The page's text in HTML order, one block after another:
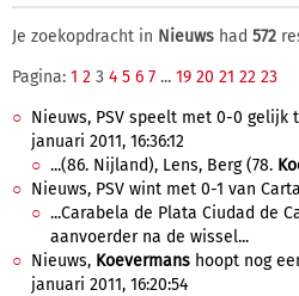
Je zoekopdracht in Nieuws had 572
Pagina: 1 2 3 4 5 6 7 ... 19 20 21 22 23
Nieuws, PSV speelt met 0-0 gelijk
januari 2011, 16:36:12
...(86. Nijland), Lens, Berg (78.
Nieuws, PSV wint met 0-1 van
...Carabela de Plata Ciudad de
aanvoerder na de wissel...
Nieuws, Koevermans hoopt nog
januari 2011, 16:20:54